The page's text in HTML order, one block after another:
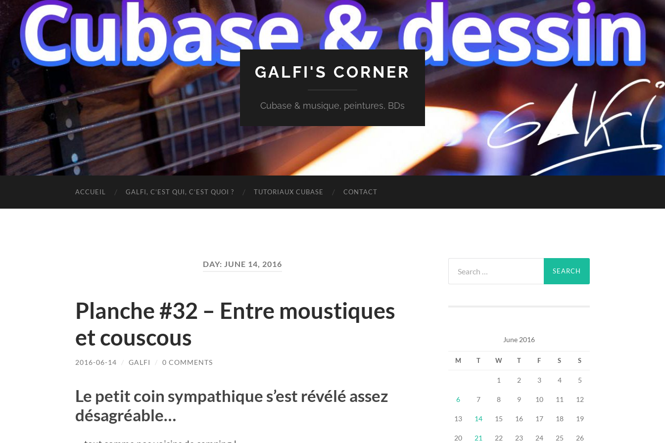
GALFI'S CORNER
Cubase & musique, peintures, BDs
ACCUEIL GALFI, C’EST QUI, C’EST QUOI ? TUTORIAUX CUBASE CONTACT
DAY: JUNE 14, 2016
Planche #32 – Entre moustiques
et couscous
2016-06-14 / GALFI / 0 COMMENTS
Le petit coin sympathique s’est révélé assez
désagréable…
for:
June 2016
M T W T F S S
1 2 3 4 5
6 7 8 9 10 11 12
13 14 15 16 17 18 19
20 21 22 23 24 25 26